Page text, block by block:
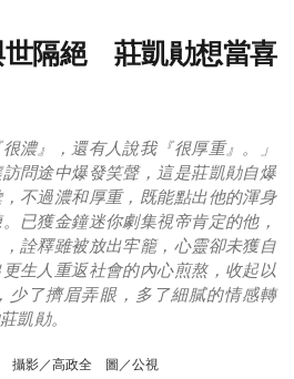
世隔絕 莊凱勛想當喜
濃』，還有人說我『很厚重』。」
問途中爆發笑聲，這是莊凱勛自爆
不過濃和厚重，既能點出他的渾身
已獲金鐘迷你劇集視帝肯定的他，
詮釋雖被放出牢籠，心靈卻未獲自
生人重返社會的內心煎熬，收起以
少了擠眉弄眼，多了細膩的情感轉
凱勛。
攝影／高政全 圖／公視